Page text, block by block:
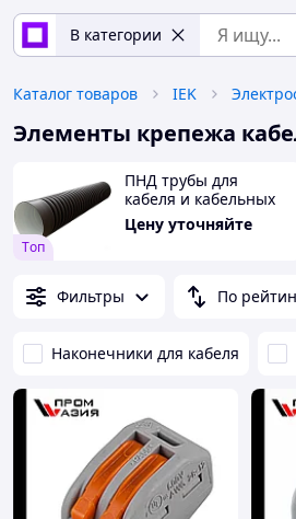
В категории
Каталог товаров IEK
Элементы крепежа
Tоп
ПНД трубы для
кабеля и кабельных
сетей
Цену уточняйте
Фильтры По
Наконечники для кабеля